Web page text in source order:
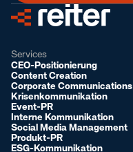
Services
CEO-Positionierung
Content Creation
Corporate Communications
Krisenkommunikation
Event-PR
Interne Kommunikation
Social Media Management
Produkt-PR
ESG-Kommunikation